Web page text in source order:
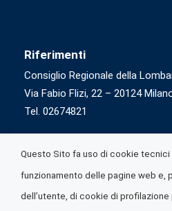
Riferimenti
Consiglio Regionale della
Via Fabio Flizi, 22 – 20124
Tel. 02674821
Questo Sito fa uso di cookie
funzionamento delle pagine web e,
dell’utente, di cookie di profilazione